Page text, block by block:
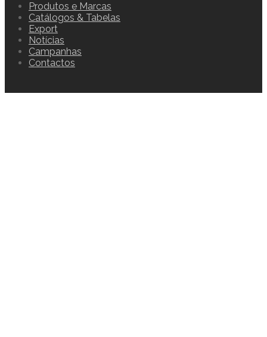
Produtos e Marcas
Catálogos & Tabelas
Export
Notícias
Campanhas
Contactos